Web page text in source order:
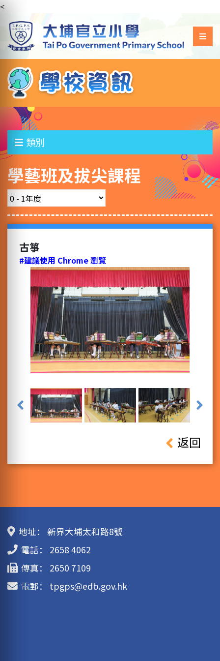
<
類別
學藝班及拔尖課程
古箏
#建議使用 Chrome 瀏覽
返回
地址：
新界大埔太和路8號
電話：
2658 4062
傳真：
2650 7109
電郵：
tpgps@edb.gov.hk